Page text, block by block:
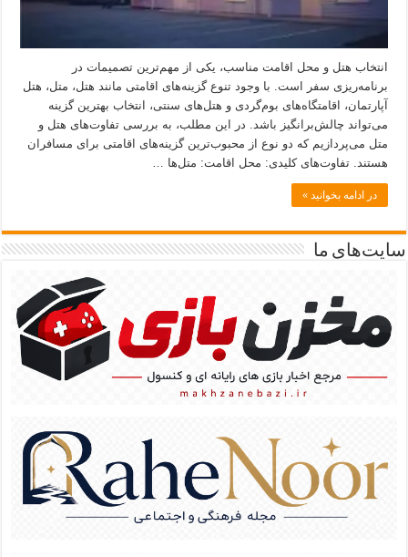
انتخاب هتل و محل اقامت مناسب، یکی از مهم‌ترین تصمیمات در
برنامه‌ریزی سفر است. با وجود تنوع گزینه‌های اقامتی مانند هتل، متل، هتل
آپارتمان، اقامتگاه‌های بوم‌گردی و هتل‌های سنتی، انتخاب بهترین گزینه
می‌تواند چالش‌برانگیز باشد. در این مطلب، به بررسی تفاوت‌های هتل و
متل می‌پردازیم که دو نوع از محبوب‌ترین گزینه‌های اقامتی برای مسافران
هستند. تفاوت‌های کلیدی: محل اقامت: متل‌ها …
در ادامه بخوانید »
سایت‌های ما